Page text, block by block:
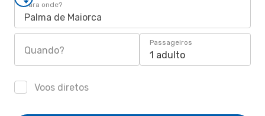
Para onde?
Palma de Maiorca
Quando?
Passageiros
1 adulto
Voos diretos